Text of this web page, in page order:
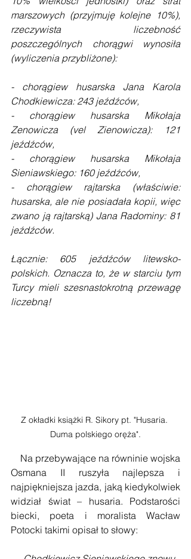
marszowych (przyjmuję kolejne 10%),
rzeczywista liczebność
poszczególnych chorągwi wynosiła
(wyliczenia przybliżone):
- chorągiew husarska Jana Karola
Chodkiewicza: 243 jeźdźców,
- chorągiew husarska Mikołaja
Zenowicza (vel Zienowicza): 121
jeźdźców,
- chorągiew husarska Mikołaja
Sieniawskiego: 160 jeźdźców,
- chorągiew rajtarska (właściwie:
husarska, ale nie posiadała kopii, więc
zwano ją rajtarską) Jana Radominy: 81
jeźdźców.
Łącznie: 605 jeźdźców litewsko-
polskich. Oznacza to, że w starciu tym
Turcy mieli szesnastokrotną przewagę
liczebną!
Z okładki książki R. Sikory pt. "Husaria.
Duma polskiego oręża".
Osmana II ruszyła najlepsza i
najpiękniejsza jazda, jaką kiedykolwiek
widział świat – husaria. Podstarości
biecki, poeta i moralista Wacław
Potocki takimi opisał to słowy: